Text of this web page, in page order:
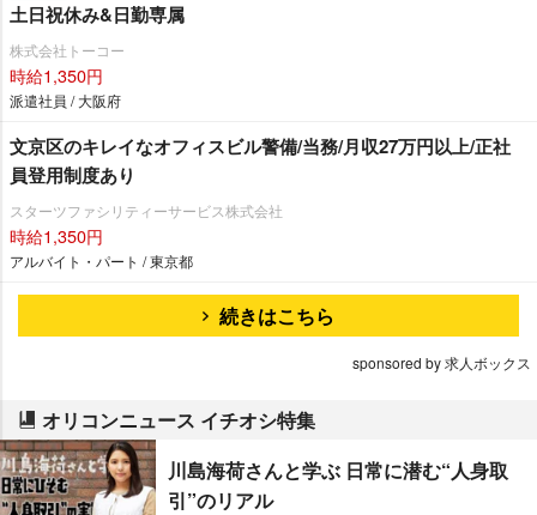
土日祝休み&日勤専属
株式会社トーコー
時給1,350円
派遣社員 / 大阪府
文京区のキレイなオフィスビル警備/当務/月収27万円以上/正社
員登用制度あり
スターツファシリティーサービス株式会社
時給1,350円
アルバイト・パート / 東京都
続きはこちら
sponsored by 求人ボックス
オリコンニュース イチオシ特集
川島海荷さんと学ぶ 日常に潜む“人身取
引”のリアル